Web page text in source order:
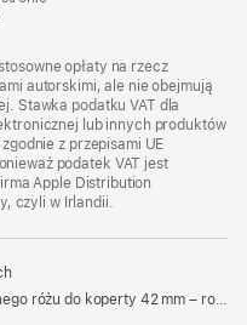
oknie)
opłaty na rzecz
autorskimi, ale nie obejmują
Stawka podatku VAT dla
lub innych produktów
z przepisami UE
podatek VAT jest
Apple Distribution
czyli w Irlandii.
do koperty 42 mm – rozmiar M/L